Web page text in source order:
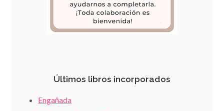
Últimos libros incorporados
Engañada